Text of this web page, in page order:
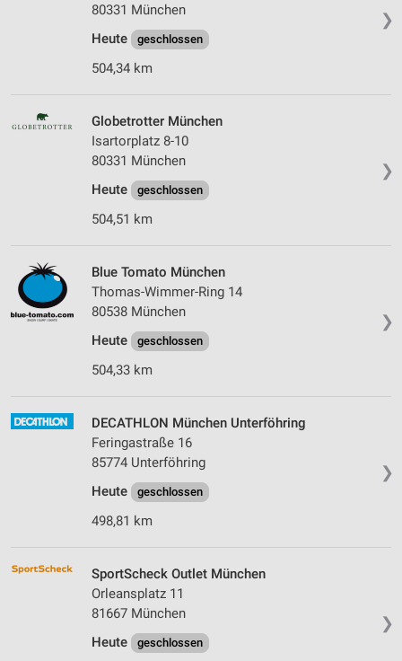
❯
80331 München
Heute
geschlossen
504,34 km
❯
Globetrotter München
Isartorplatz 8-10
80331 München
Heute
geschlossen
504,51 km
❯
Blue Tomato München
Thomas-Wimmer-Ring 14
80538 München
Heute
geschlossen
504,33 km
❯
DECATHLON München Unterföhring
Feringastraße 16
85774 Unterföhring
Heute
geschlossen
498,81 km
❯
SportScheck Outlet München
Orleansplatz 11
81667 München
Heute
geschlossen